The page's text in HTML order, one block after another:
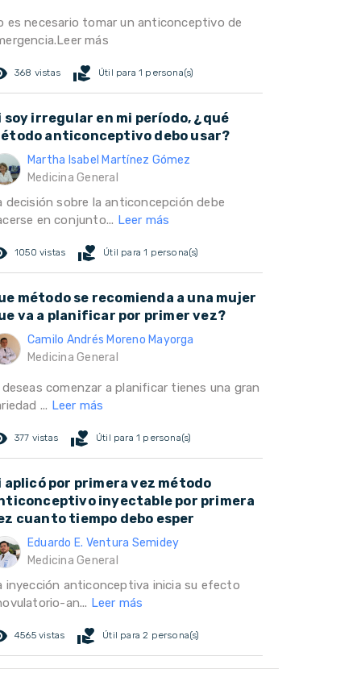
es necesario tomar un anticonceptivo de
más
368 vistas volunteer_activism Útil para 1 persona(s)
soy irregular en mi período, ¿qué
anticonceptivo debo usar?
Martha Isabel Martínez Gómez
Medicina General
decisión sobre la anticoncepción debe
en conjunto... Leer más
1050 vistas volunteer_activism Útil para 1 persona(s)
método se recomienda a una mujer
va a planificar por primer vez?
Camilo Andrés Moreno Mayorga
Medicina General
deseas comenzar a planificar tienes una gran
... Leer más
377 vistas volunteer_activism Útil para 1 persona(s)
aplicó por primera vez método
inyectable por primera
cuanto tiempo debo esper
Eduardo E. Ventura Semidey
Medicina General
inyección anticonceptiva inicia su efecto
an... Leer más
4565 vistas volunteer_activism Útil para 2 persona(s)